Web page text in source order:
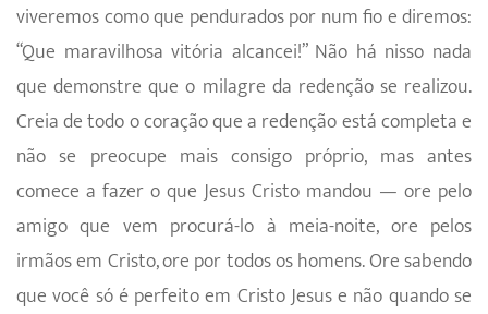
viveremos como que pendurados por num fio e diremos:
“Que mara­vilhosa vitória alcancei!” Não há nisso nada
que demonstre que o milagre da redenção se realizou.
Creia de todo o coração que a redenção está completa e
não se preocupe mais consigo próprio, mas antes
comece a fazer o que Jesus Cristo mandou — ore pelo
amigo que vem procurá-lo à meia-noite, ore pelos
irmãos em Cristo, ore por todos os homens. Ore sabendo
que você só é perfeito em Cristo Jesus e não quando se